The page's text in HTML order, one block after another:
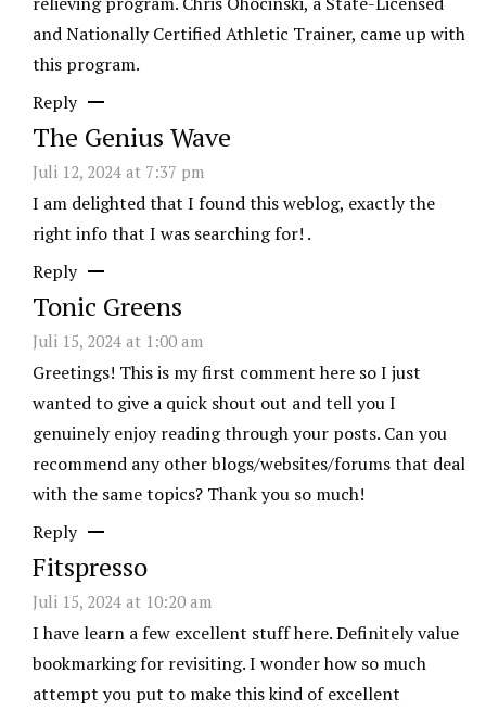
and Nationally Certified Athletic Trainer, came up with
this program.
Reply
The Genius Wave
Juli 12, 2024 at 7:37 pm
I am delighted that I found this weblog, exactly the
right info that I was searching for! .
Reply
Tonic Greens
Juli 15, 2024 at 1:00 am
Greetings! This is my first comment here so I just
wanted to give a quick shout out and tell you I
genuinely enjoy reading through your posts. Can you
recommend any other blogs/websites/forums that deal
with the same topics? Thank you so much!
Reply
Fitspresso
Juli 15, 2024 at 10:20 am
I have learn a few excellent stuff here. Definitely value
bookmarking for revisiting. I wonder how so much
attempt you put to make this kind of excellent